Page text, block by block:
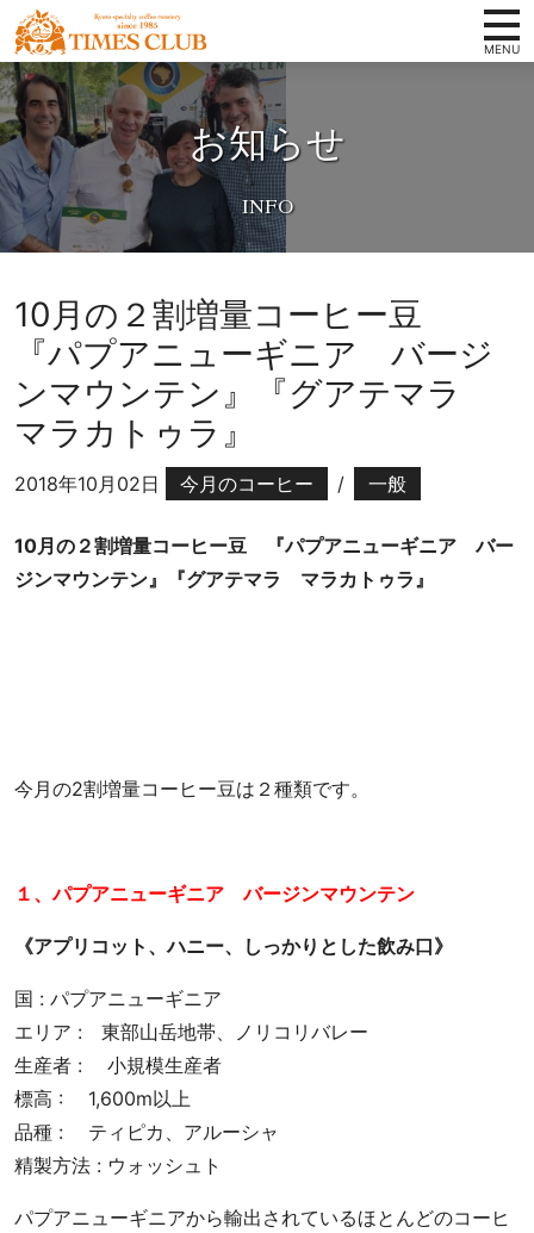
コンテンツへ
ナビゲーションへ
ホームへ
ホーム
タイムズクラブの想い
スペシャルティコーヒーとは
取扱い商品
会社概要
卸案内
写真ギャラリー
京
都
ス
ペ
シ
ャ
テ
ィ
ー
ヒ
ー
専
店
カ
い
ー
ー
生
産
地
と
お
客
様
を
お知らせ
10月の２割増量コーヒー豆
『パプアニューギニア バージ
ンマウンテン』『グアテマラ
マラカトゥラ』
2018年10月02日 今月のコーヒー / 一般
10月の２割増量コーヒー豆 『パプアニューギニア バー
ジンマウンテン』『グアテマラ マラカトゥラ』
今月の2割増量コーヒー豆は２種類です。
１、パプアニューギニア バージンマウンテン
《アプリコット、ハニー、しっかりとした飲み口》
国 : パプアニューギニア
エリア : 東部山岳地帯、ノリコリバレー
生産者 : 小規模生産者
標高 : 1,600m以上
品種 : ティピカ、アルーシャ
精製方法 : ウォッシュト
パプアニューギニアから輸出されているほとんどのコーヒ